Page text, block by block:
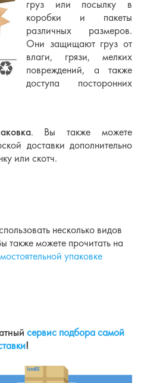
груз или посылку в
коробки и пакеты
различных размеров.
Они защищают груз от
влаги, грязи, мелких
повреждений, а также
доступа посторонних
. Вы также можете
доставки дополнительно
или скотч.
несколько видов
также можете прочитать на
упаковке
сервис подбора самой
!